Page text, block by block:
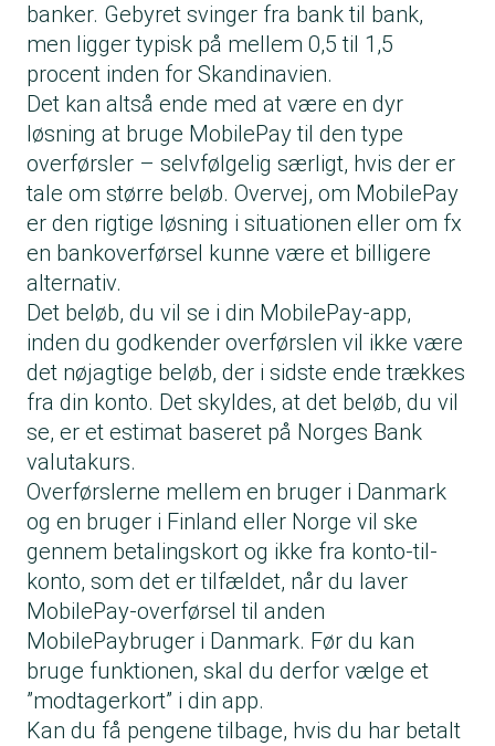
banker. Gebyret svinger fra bank til bank,
men ligger typisk på mellem 0,5 til 1,5
procent inden for Skandinavien.
Det kan altså ende med at være en dyr
løsning at bruge MobilePay til den type
overførsler – selvfølgelig særligt, hvis der er
tale om større beløb. Overvej, om MobilePay
er den rigtige løsning i situationen eller om fx
en bankoverførsel kunne være et billigere
alternativ.
Det beløb, du vil se i din MobilePay-app,
inden du godkender overførslen vil ikke være
det nøjagtige beløb, der i sidste ende trækkes
fra din konto. Det skyldes, at det beløb, du vil
se, er et estimat baseret på Norges Bank
valutakurs.
Overførslerne mellem en bruger i Danmark
og en bruger i Finland eller Norge vil ske
gennem betalingskort og ikke fra konto-til-
konto, som det er tilfældet, når du laver
MobilePay-overførsel til anden
MobilePaybruger i Danmark. Før du kan
bruge funktionen, skal du derfor vælge et
”modtagerkort” i din app.
Kan du få pengene tilbage, hvis du har betalt